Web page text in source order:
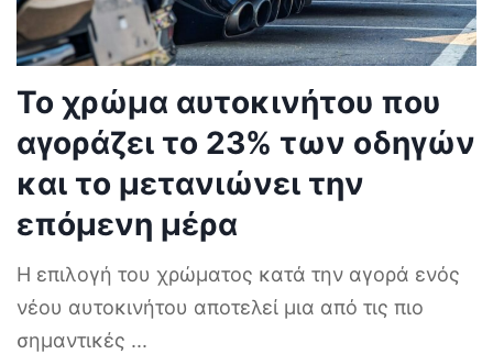
Το χρώμα αυτοκινήτου που
αγοράζει το 23% των οδηγών
και το μετανιώνει την
επόμενη μέρα
Η επιλογή του χρώματος κατά την αγορά ενός
νέου αυτοκινήτου αποτελεί μια από τις πιο
σημαντικές ...